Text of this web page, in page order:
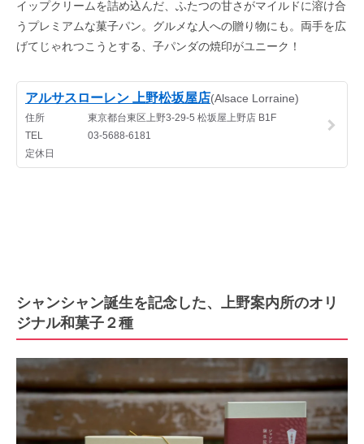
イップクリームを詰め込んだ、ふたつの甘さがマイルドに溶け合
うプレミアムな菓子パン。グルメな人への贈り物にも。両手を広
げてじゃれつこうとする、子パンダの焼印がユニーク！
シャンシャン誕生を記念した、上野案内所のオリ
ジナル和菓子２種